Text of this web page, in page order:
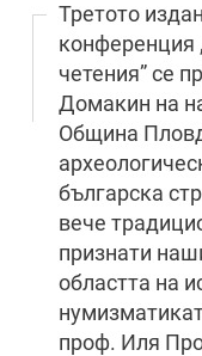
Третото
конференция
четения” се
Домакин на
Община
българска
вече
признати
областта на
проф. Иля